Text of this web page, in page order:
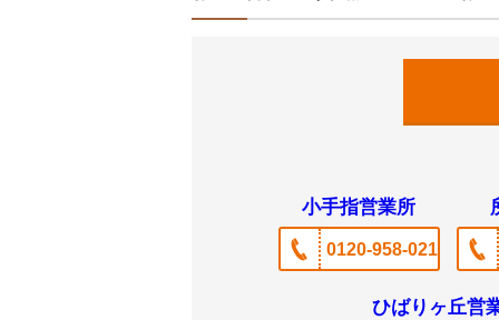
小手指営業所
0120-958-021
ひばりヶ丘営